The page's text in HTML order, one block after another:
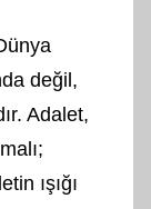
değil,
Adalet,
ışığı